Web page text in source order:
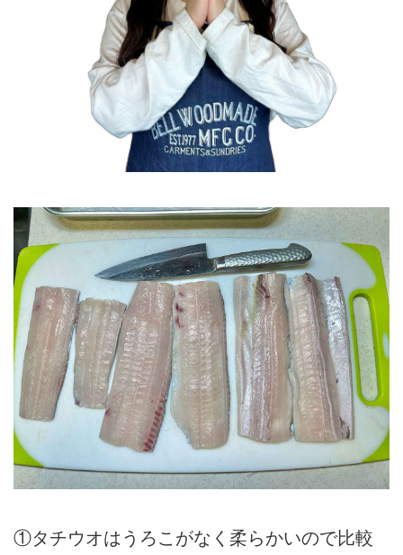
①タチウオはうろこがなく柔らかいので比較